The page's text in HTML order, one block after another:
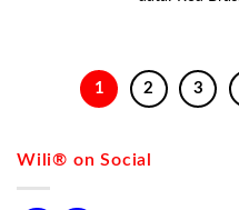
Wili® on Social
1 2 3